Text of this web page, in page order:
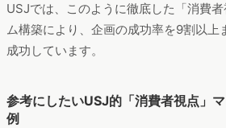
USJでは、このように徹底した「消費
ム構築により、企画の成功率を9割以上
成功しています。
参考にしたいUSJ的「消費者視点」
例